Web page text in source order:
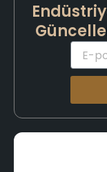
E-
posta